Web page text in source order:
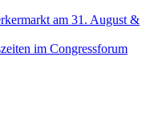
am 31. August &
im Congressforum